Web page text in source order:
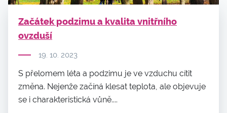
Začátek podzimu a kvalita vnitřního
ovzduší
19. 10. 2023
S přelomem léta a podzimu je ve vzduchu cítit
změna. Nejenže začíná klesat teplota, ale objevuje
se i charakteristická vůně....